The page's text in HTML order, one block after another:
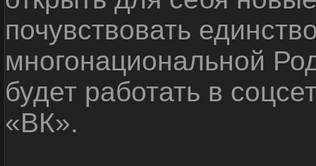
почувствовать
многонациональной
будет работать в
«ВК».